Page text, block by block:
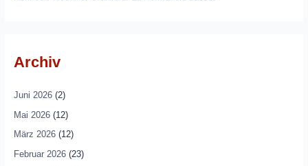
Archiv
Juni 2026(2)
Mai 2026(12)
März 2026(12)
Februar 2026(23)